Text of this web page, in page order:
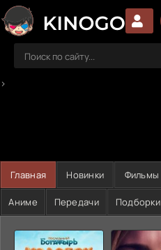
>
Главная Новинки Фильмы
Аниме Передачи Подборки